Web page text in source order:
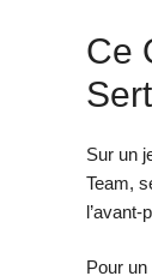
Ce
Sur un
Team,
Pour un